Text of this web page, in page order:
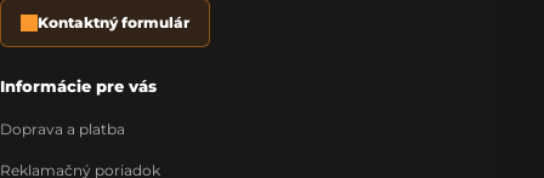
Kontaktný formulár
Informácie pre vás
Doprava a platba
Reklamačný poriadok